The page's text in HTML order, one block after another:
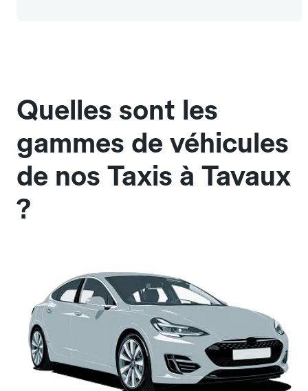
Quelles sont les
gammes de véhicules
de nos Taxis à Tavaux
?